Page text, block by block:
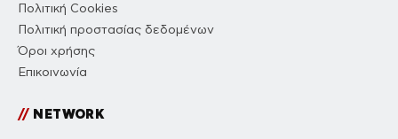
Πολιτική Cookies
Πολιτική προστασίας δεδομένων
Όροι χρήσης
Επικοινωνία
//NETWORK